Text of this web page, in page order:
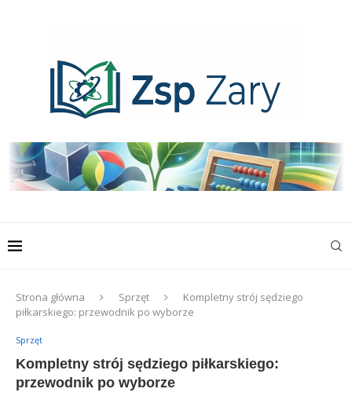
Strona główna Sprzęt
Kompletny strój sędziego
piłkarskiego: przewodnik po wyborze
Sprzęt
Kompletny strój sędziego piłkarskiego:
przewodnik po wyborze